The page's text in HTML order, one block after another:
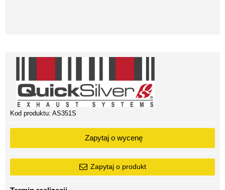
Kod produktu: AS351S
Zapytaj o wycenę
Zapytaj o produkt